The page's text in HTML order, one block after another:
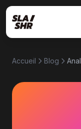
Accueil Blog